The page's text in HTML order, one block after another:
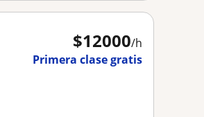
$12000/h
Primera clase gratis